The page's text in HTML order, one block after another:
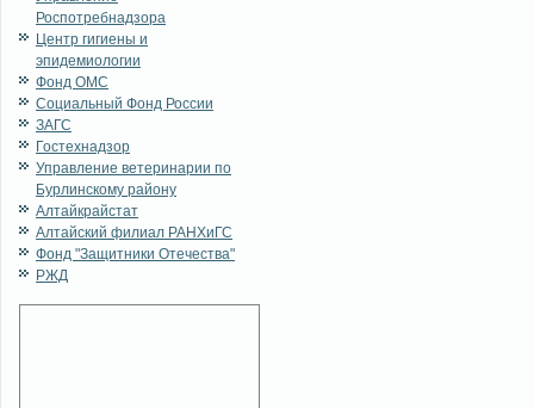
Роспотребнадзора
Центр гигиены и
эпидемиологии
Фонд ОМС
Социальный Фонд России
ЗАГС
Гостехнадзор
Управление ветеринарии по
Бурлинскому району
Алтайкрайстат
Алтайский филиал РАНХиГС
Фонд "Защитники Отечества"
РЖД